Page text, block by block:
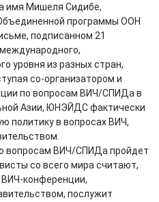
имя Мишеля Сидибе,
программы ООН
подписанном 21
уровня из разных стран,
со-организатором и
по вопросам ВИЧ/СПИДа в
Азии, ЮНЭЙДС фактически
политику в вопросах ВИЧ,
вопросам ВИЧ/СПИДа пройдет
со всего мира считают,
конференции,
послужит